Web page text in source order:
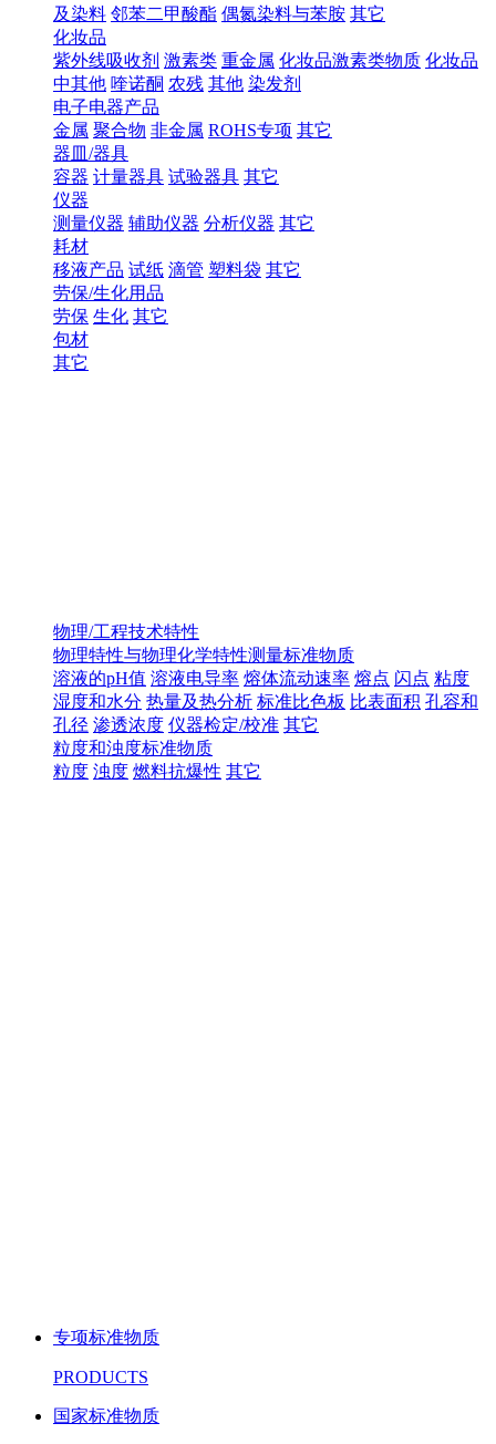
及染料 邻苯二甲酸酯 偶氮染料与苯胺 其它
化妆品
紫外线吸收剂 激素类 重金属 化妆品激素类物质 化妆品
中其他 喹诺酮 农残 其他 染发剂
电子电器产品
金属 聚合物 非金属 ROHS专项 其它
器皿/器具
容器 计量器具 试验器具 其它
仪器
测量仪器 辅助仪器 分析仪器 其它
耗材
移液产品 试纸 滴管 塑料袋 其它
劳保/生化用品
劳保 生化 其它
包材
其它
物理/工程技术特性
物理特性与物理化学特性测量标准物质
溶液的pH值 溶液电导率 熔体流动速率 熔点 闪点 粘度
湿度和水分 热量及热分析 标准比色板 比表面积 孔容和
孔径 渗透浓度 仪器检定/校准 其它
粒度和浊度标准物质
粒度 浊度 燃料抗爆性 其它
专项标准物质
PRODUCTS
国家标准物质